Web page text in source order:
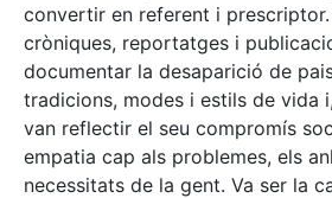
convertir en referent i prescriptor.
cròniques, reportatges i
documentar la desaparició de
tradicions, modes i estils de vida
van reflectir el seu compromís
empatia cap als problemes, els
necessitats de la gent. Va ser la